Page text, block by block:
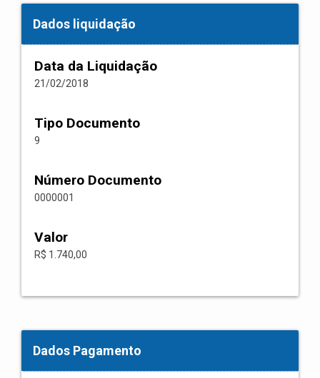
Dados liquidação
Data da Liquidação
21/02/2018
Tipo Documento
9
Número Documento
0000001
Valor
R$ 1.740,00
Dados Pagamento